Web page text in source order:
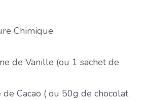
Chimique
de Vanille (ou 1 sachet de
Cacao ( ou 50g de chocolat